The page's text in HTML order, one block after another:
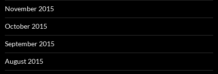
November 2015
October 2015
September 2015
August 2015